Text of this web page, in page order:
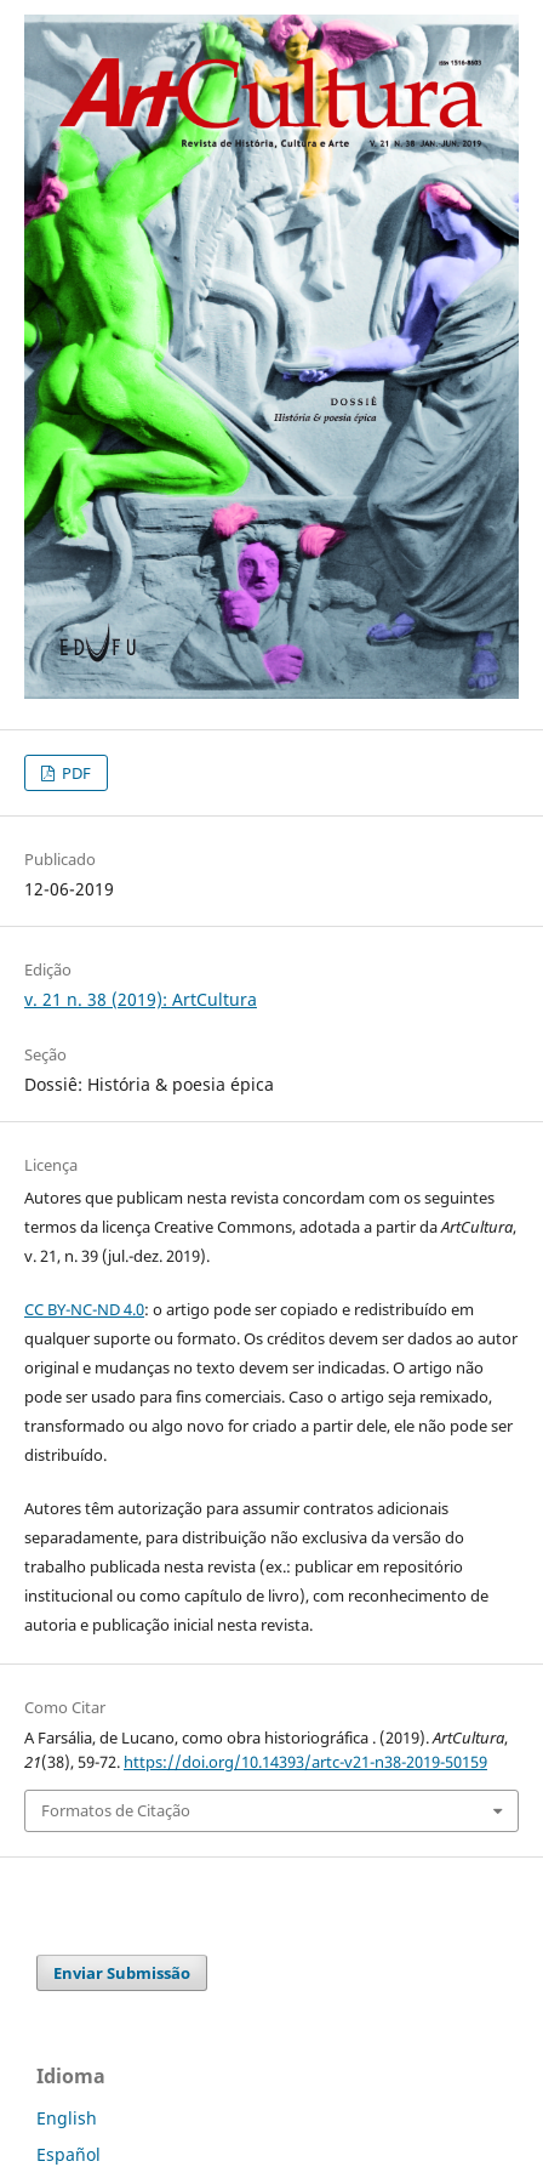
PDF
Publicado
12-06-2019
Edição
v. 21 n. 38 (2019): ArtCultura
Seção
Dossiê: História & poesia épica
Licença
Autores que publicam nesta revista concordam com os seguintes
termos da licença Creative Commons, adotada a partir daArtCultura,
v. 21, n. 39 (jul.-dez. 2019).
CC BY-NC-ND 4.0: o artigo pode ser copiado e redistribuído em
qualquer suporte ou formato. Os créditos devem ser dados ao autor
original e mudanças no texto devem ser indicadas. O artigo não
pode ser usado para fins comerciais. Caso o artigo seja remixado,
transformado ou algo novo for criado a partir dele, ele não pode ser
distribuído.
Autores têm autorização para assumir contratos adicionais
separadamente, para distribuição não exclusiva da versão do
trabalho publicada nesta revista (ex.: publicar em repositório
institucional ou como capítulo de livro), com reconhecimento de
autoria e publicação inicial nesta revista.
Como Citar
A Farsália, de Lucano, como obra historiográfica . (2019).ArtCultura,
21(38), 59-72. https://doi.org/10.14393/artc-v21-n38-2019-50159
Formatos de Citação
Enviar Submissão
Idioma
English
Español